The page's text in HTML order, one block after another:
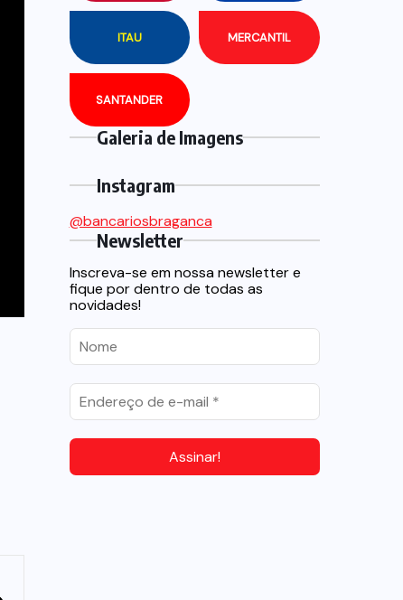
ITAU MERCANTIL
SANTANDER
Galeria de Imagens
Instagram
@bancariosbraganca
Newsletter
Inscreva-se em nossa newsletter e
fique por dentro de todas as
novidades!